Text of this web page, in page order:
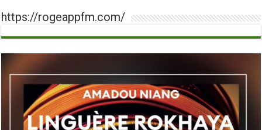
https://rogeappfm.com/